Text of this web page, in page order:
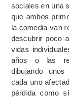
sociales en una
que ambos
la comedia van
descubrir poco
vidas
años o las
dibujando unos
cada uno
pérdida como